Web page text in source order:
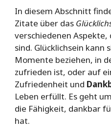
In diesem Abschnitt
Zitate über das
verschiedenen
sind. Glücklichsein kann
Momente beziehen, in
zufrieden ist, oder auf
Zufriedenheit und
Leben erfüllt. Es geht um
die Fähigkeit, dankbar
hat.